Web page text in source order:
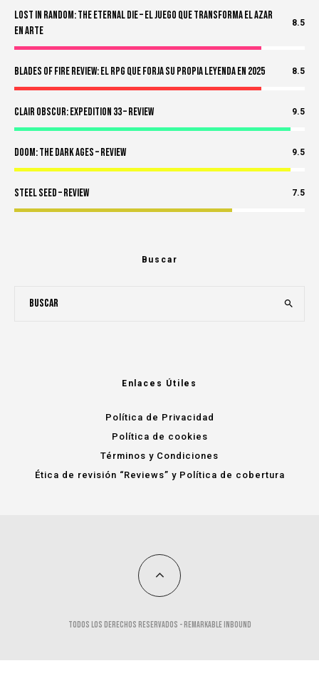
Lost in Random: The Eternal Die – El Juego Que Transforma el Azar
en Arte
8.5
Blades of Fire Review: El RPG Que Forja Su Propia Leyenda en 2025 8.5
Clair Obscur: Expedition 33 – Review 9.5
Doom: The Dark Ages – Review 9.5
Steel Seed – Review 7.5
Buscar
Enlaces Útiles
Política de Privacidad
Política de cookies
Términos y Condiciones
Ética de revisión “Reviews” y Política de cobertura
Todos los derechos reservados - remarkable inbound